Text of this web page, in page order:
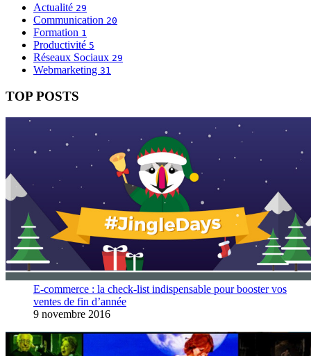
Actualité 29
Communication 20
Formation 1
Productivité 5
Réseaux Sociaux 29
Webmarketing 31
TOP POSTS
E-commerce : la check-list indispensable pour booster vos
ventes de fin d’année
9 novembre 2016